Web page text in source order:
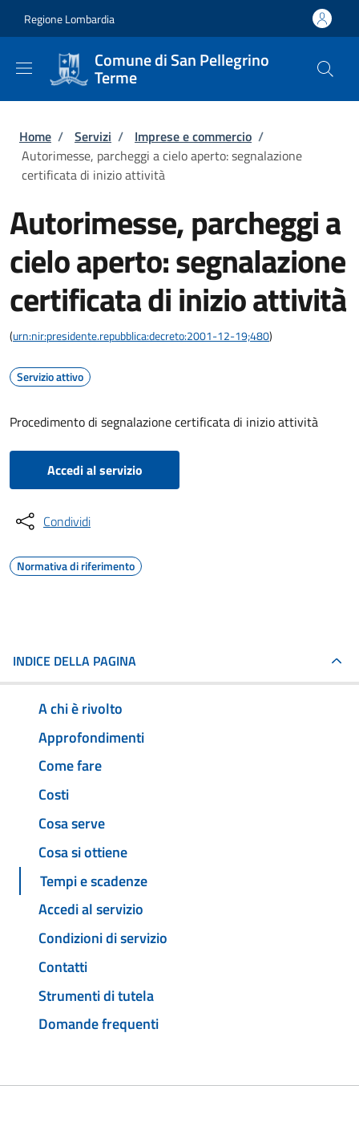
Regione Lombardia
Comune di San Pellegrino
Terme
Briciole di pane
Home / Servizi / Imprese e commercio /
Autorimesse, parcheggi a cielo aperto: segnalazione
certificata di inizio attività
Autorimesse, parcheggi a
cielo aperto: segnalazione
certificata di inizio attività
(urn:nir:presidente.repubblica:decreto:2001-12-19;480)
Servizio attivo
Procedimento di segnalazione certificata di inizio attività
Accedi al servizio
Condividi
Normativa di riferimento
INDICE DELLA PAGINA
A chi è rivolto
Approfondimenti
Come fare
Costi
Cosa serve
Cosa si ottiene
Tempi e scadenze
Accedi al servizio
Condizioni di servizio
Contatti
Strumenti di tutela
Domande frequenti